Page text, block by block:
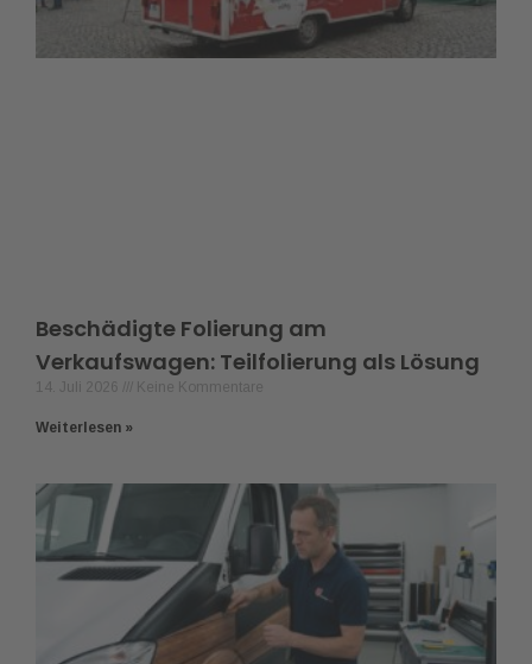
Beschädigte Folierung am
Verkaufswagen: Teilfolierung als Lösung
14. Juli 2026 Keine Kommentare
Weiterlesen »